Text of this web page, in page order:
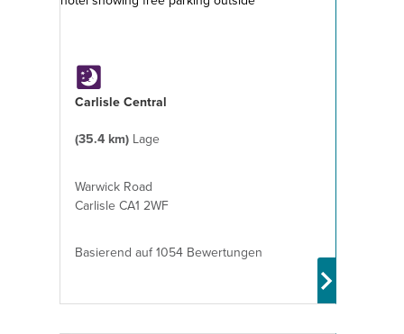
Carlisle Central
(35.4 km) Lage
Warwick Road
Carlisle CA1 2WF
Basierend auf 1054 Bewertungen